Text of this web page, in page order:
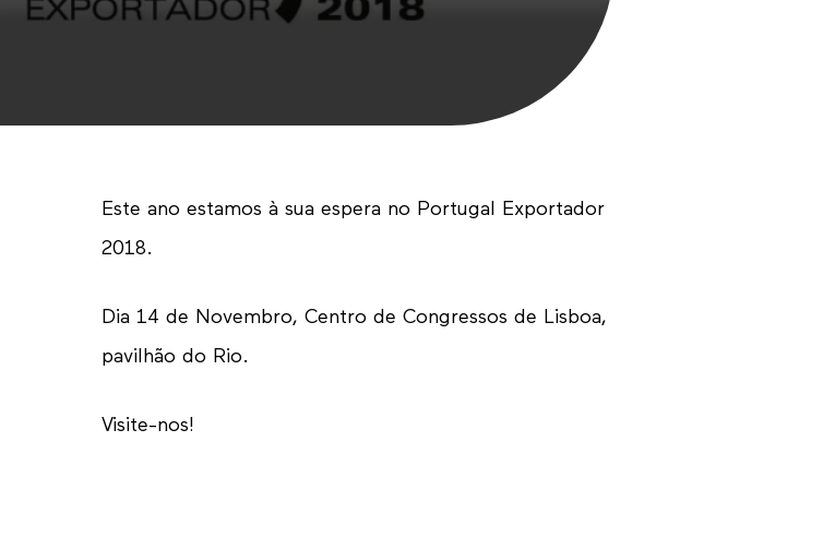
Este ano estamos à sua espera no Portugal Exportador
2018.
Dia 14 de Novembro, Centro de Congressos de Lisboa,
pavilhão do Rio.
Visite-nos!